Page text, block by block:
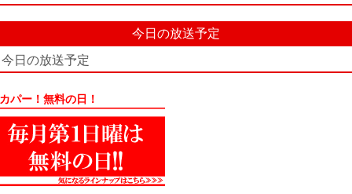
今日の放送予定
今日の放送予定
パー！無料の日！